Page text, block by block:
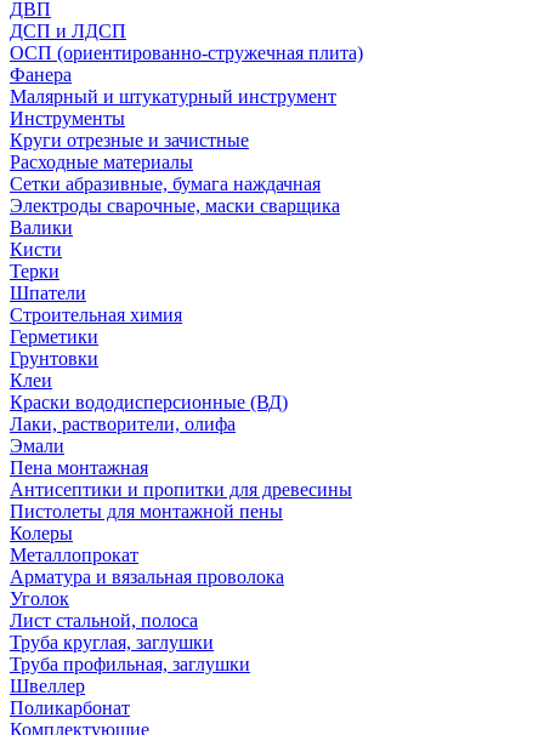
ДВП
ДСП и ЛДСП
ОСП (ориентированно-стружечная плита)
Фанера
Малярный и штукатурный инструмент
Инструменты
Круги отрезные и зачистные
Расходные материалы
Сетки абразивные, бумага наждачная
Электроды сварочные, маски сварщика
Валики
Кисти
Терки
Шпатели
Строительная химия
Герметики
Грунтовки
Клеи
Краски вододисперсионные (ВД)
Лаки, растворители, олифа
Эмали
Пена монтажная
Антисептики и пропитки для древесины
Пистолеты для монтажной пены
Колеры
Металлопрокат
Арматура и вязальная проволока
Уголок
Лист стальной, полоса
Труба круглая, заглушки
Труба профильная, заглушки
Швеллер
Поликарбонат
Комплектующие